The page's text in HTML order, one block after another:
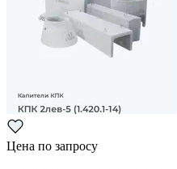
Цена по запросу